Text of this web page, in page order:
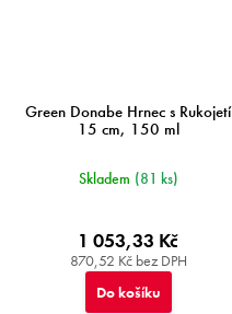
Green Donabe Hrnec s Rukojetí
15 cm, 150 ml
Skladem (81 ks)
870,52 Kč bez DPH
1 053,33 Kč
Do košíku